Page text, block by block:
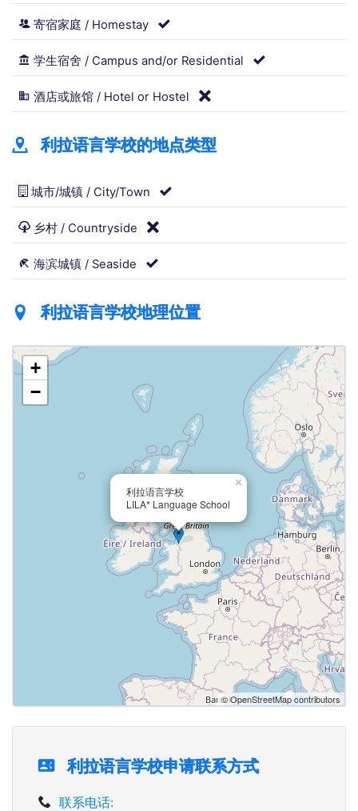
寄宿家庭 / Homestay
学生宿舍 / Campus and/or Residential
酒店或旅馆 / Hotel or Hostel
利拉语言学校的地点类型
城市/城镇 / City/Town
乡村 / Countryside
海滨城镇 / Seaside
利拉语言学校地理位置
利拉语言学校
LILA* Language School
×
+
−
© OpenStreetMap contributors
利拉语言学校申请联系方式
联系电话: